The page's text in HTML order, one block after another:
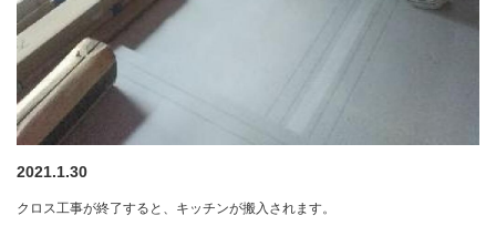
2021.1.30
クロス工事が終了すると、キッチンが搬入されます。